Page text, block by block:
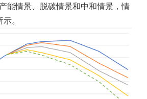
能情景、脱碳情景和中和情景，情
。